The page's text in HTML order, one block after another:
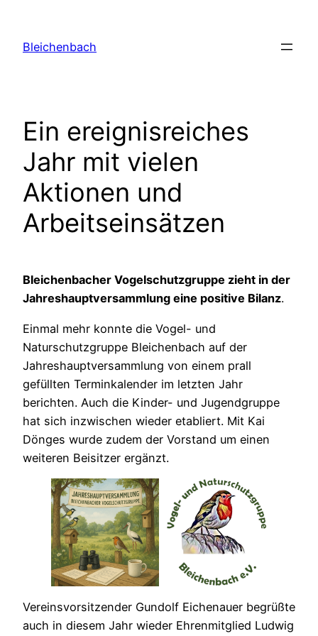
springen
Bleichenbach
Ein ereignisreiches
Jahr mit vielen
Aktionen und
Arbeitseinsätzen
Bleichenbacher Vogelschutzgruppe zieht in der
Jahreshauptversammlung eine positive Bilanz.
Einmal mehr konnte die Vogel- und
Naturschutzgruppe Bleichenbach auf der
Jahreshauptversammlung von einem prall
gefüllten Terminkalender im letzten Jahr
berichten. Auch die Kinder- und Jugendgruppe
hat sich inzwischen wieder etabliert. Mit Kai
Dönges wurde zudem der Vorstand um einen
weiteren Beisitzer ergänzt.
Vereinsvorsitzender Gundolf Eichenauer begrüßte
auch in diesem Jahr wieder Ehrenmitglied Ludwig